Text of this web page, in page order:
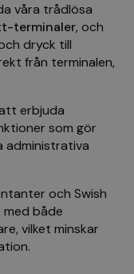
våra trådlösa
terminaler, och
dryck till
från terminalen,
erbjuda
som gör
och Swish
både
vilket minskar